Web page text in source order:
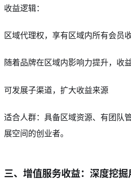
收益逻辑：
区域代理权，享有区域内所有会员
随着品牌在区域内影响力提升，收
可发展子渠道，扩大收益来源
适合人群：具备区域资源、有团队
展空间的创业者。
三、增值服务收益：深度挖掘